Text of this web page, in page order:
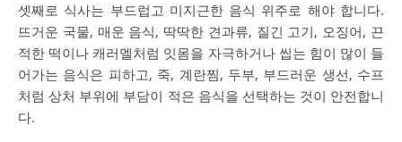
셋째로 식사는 부드럽고 미지근한 음식 위주로 해야 합니다.
뜨거운 국물, 매운 음식, 딱딱한 견과류, 질긴 고기, 오징어, 끈
적한 떡이나 캐러멜처럼 잇몸을 자극하거나 씹는 힘이 많이 들
어가는 음식은 피하고, 죽, 계란찜, 두부, 부드러운 생선, 수프
처럼 상처 부위에 부담이 적은 음식을 선택하는 것이 안전합니
다.